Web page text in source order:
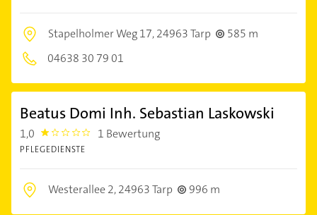
Stapelholmer Weg 17,24963 Tarp
585 m
04638 30 79 01
Beatus Domi Inh. Sebastian Laskowski
1,0 1.0 1 Bewertung
PFLEGEDIENSTE
Westerallee 2,24963 Tarp 996 m